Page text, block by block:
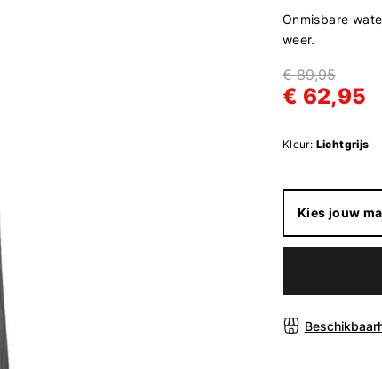
Onmisbare
weer.
€ 89,95
€ 62,95
Kleur: Lichtgrijs
Kies jouw